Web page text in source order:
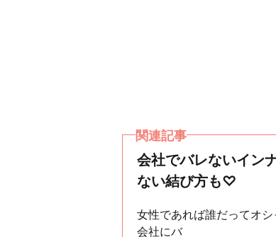
関連記事
会社でバレないイン
ない結び方も♡
女性であれば誰だってオ
会社にバ